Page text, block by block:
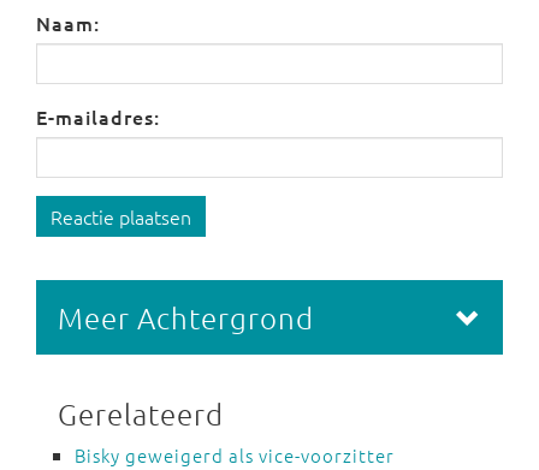
Naam:
E-mailadres:
Reactie plaatsen
Meer Achtergrond
Gerelateerd
Bisky geweigerd als vice-voorzitter